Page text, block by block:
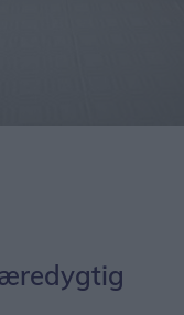
lokale producenter